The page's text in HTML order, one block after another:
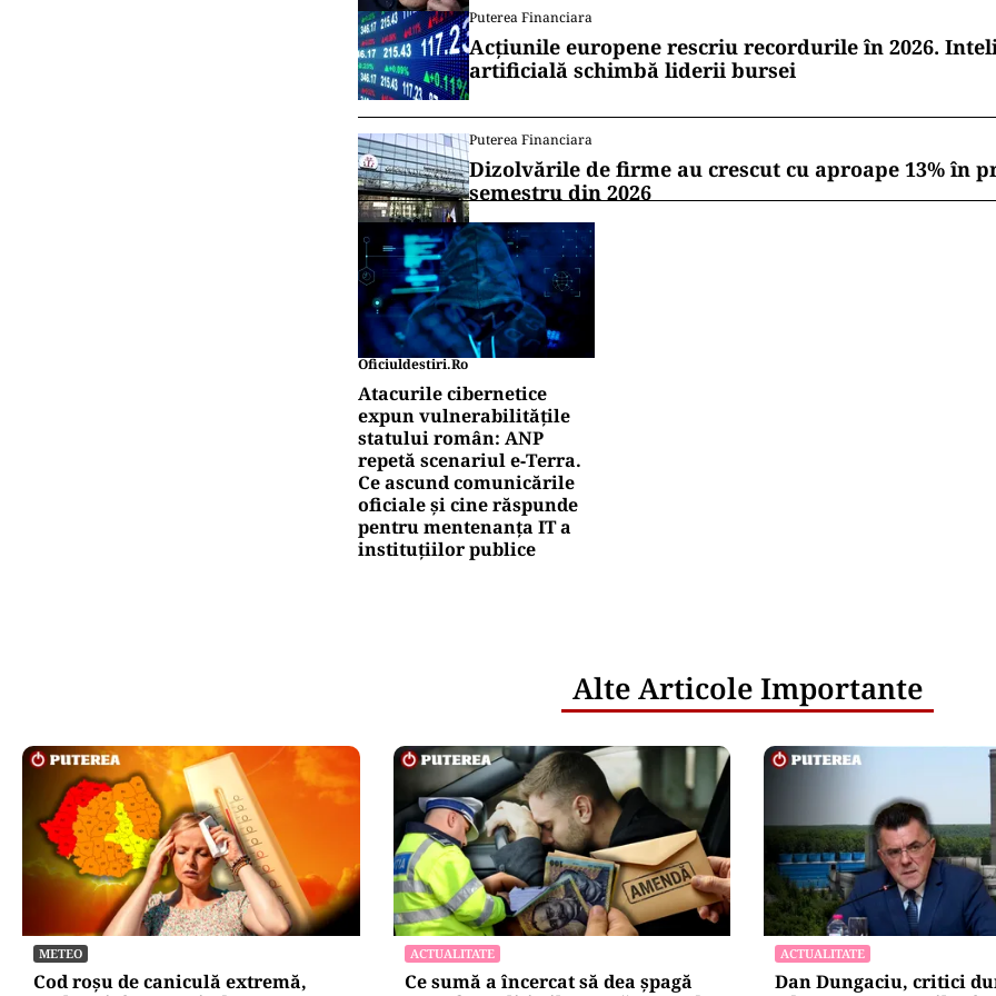
Puterea Financiara
Acțiunile europene rescriu recordurile în 2026.
artificială schimbă liderii bursei
Puterea Financiara
Dizolvările de firme au crescut cu aproape 13% în
semestru din 2026
Oficiuldestiri.ro
Atacurile cibernetice
expun vulnerabilitățile
statului român: ANP
repetă scenariul e‑Terra.
Ce ascund comunicările
oficiale și cine răspunde
pentru mentenanța IT a
instituțiilor publice
Alte Articole Importante
METEO
Cod roșu de caniculă extremă,
ACTUALITATE
Ce sumă a încercat să dea șpagă
ACTUALITATE
Dan Dungaciu, critici